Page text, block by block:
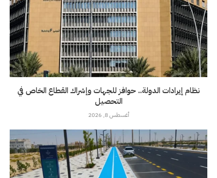
نظام إيرادات الدولة.. حوافز للجهات وإشراك القطاع الخاص في
التحصيل
أغسطس 8, 2026